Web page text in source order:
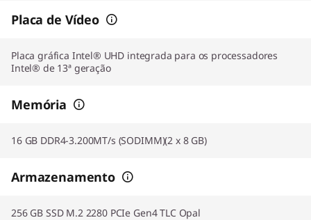
Placa de Vídeo
Placa gráfica Intel® UHD integrada para os processadores
Intel® de 13ª geração
Memória
16 GB DDR4-3.200MT/s (SODIMM)(2 x 8 GB)
Armazenamento
256 GB SSD M.2 2280 PCIe Gen4 TLC Opal